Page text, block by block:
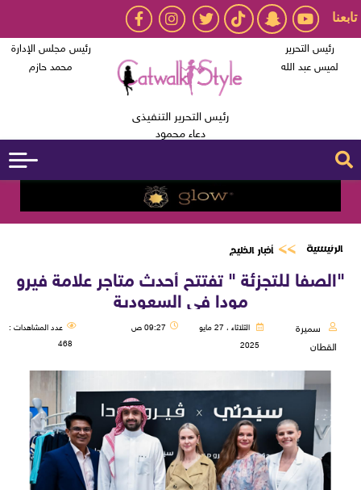
تابعنا
رئيس التحرير
لميس عبد الله
رئيس التحرير التنفيذى
دعاء محمود
رئيس مجلس الإدارة
محمد حازم
الرئيسية أخبار الخليج
"الصفا للتجزئة " تفتتح أحدث متاجر علامة فيرو
مودا في السعودية
سميرة
القطان
الثلاثاء ، 27 مايو
2025
09:27 ص
عدد المشاهدات :
468